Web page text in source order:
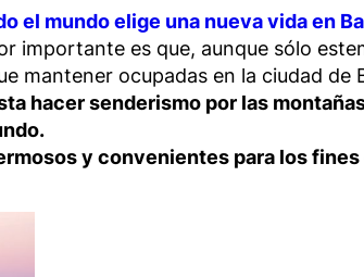
el mundo elige una nueva vida en
importante es que, aunque sólo
mantener ocupadas en la ciudad
hacer senderismo por las
y convenientes para los fines